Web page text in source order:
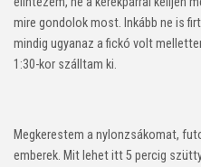
mire gondolok most. Inkább ne is
mindig ugyanaz a fickó volt
1:30-kor szálltam ki.
Megkerestem a nylonzsákomat,
emberek. Mit lehet itt 5 percig